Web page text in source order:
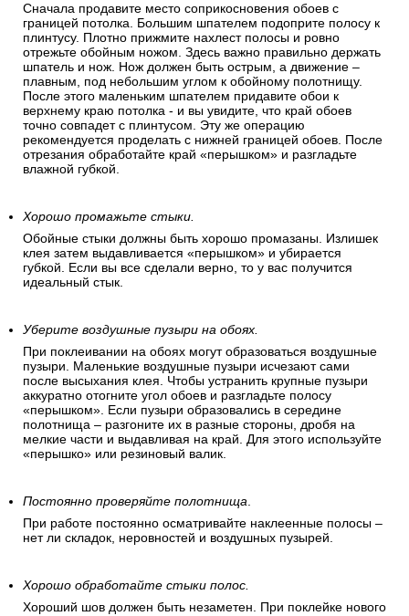
Сначала продавите место соприкосновения обоев с
границей потолка. Большим шпателем подоприте полосу к
плинтусу. Плотно прижмите нахлест полосы и ровно
отрежьте обойным ножом. Здесь важно правильно держать
шпатель и нож. Нож должен быть острым, а движение –
плавным, под небольшим углом к обойному полотнищу.
После этого маленьким шпателем придавите обои к
верхнему краю потолка - и вы увидите, что край обоев
точно совпадет с плинтусом. Эту же операцию
рекомендуется проделать с нижней границей обоев. После
отрезания обработайте край «перышком» и разгладьте
влажной губкой.
Хорошо промажьте стыки.
Обойные стыки должны быть хорошо промазаны. Излишек
клея затем выдавливается «перышком» и убирается
губкой. Если вы все сделали верно, то у вас получится
идеальный стык.
Уберите воздушные пузыри на обоях.
При поклеивании на обоях могут образоваться воздушные
пузыри. Маленькие воздушные пузыри исчезают сами
после высыхания клея. Чтобы устранить крупные пузыри
аккуратно отогните угол обоев и разгладьте полосу
«перышком». Если пузыри образовались в середине
полотнища – разгоните их в разные стороны, дробя на
мелкие части и выдавливая на край. Для этого используйте
«перышко» или резиновый валик.
Постоянно проверяйте полотнища.
При работе постоянно осматривайте наклеенные полосы –
нет ли складок, неровностей и воздушных пузырей.
Хорошо обработайте стыки полос.
Хороший шов должен быть незаметен. При поклейке нового